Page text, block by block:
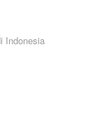
Indonesia